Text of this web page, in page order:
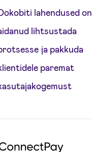
lahendused on
lihtsustada
ja pakkuda
paremat